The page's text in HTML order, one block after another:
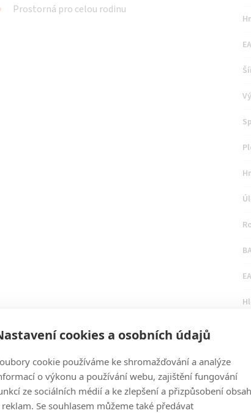
cookies a osobních údajů
cookie používáme ke shromažďování a analýze
o výkonu a používání webu, zajištění fungování
ze sociálních médií a ke zlepšení a přizpůsobení
reklam. Se souhlasem můžeme také předávat
Prostorná pro celou rodinu